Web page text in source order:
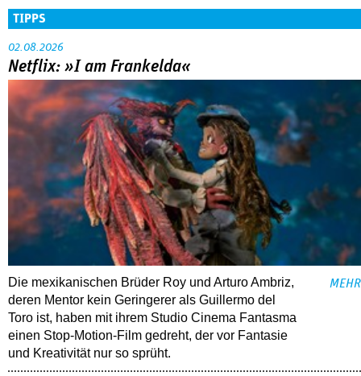
TIPPS
02.08.2026
Netflix: »I am Frankelda«
Die mexikanischen Brüder Roy und Arturo Ambriz,
deren Mentor kein Geringerer als Guillermo del
Toro ist, haben mit ihrem Studio Cinema Fantasma
einen Stop-Motion-Film gedreht, der vor Fantasie
und Kreativität nur so sprüht.
MEHR